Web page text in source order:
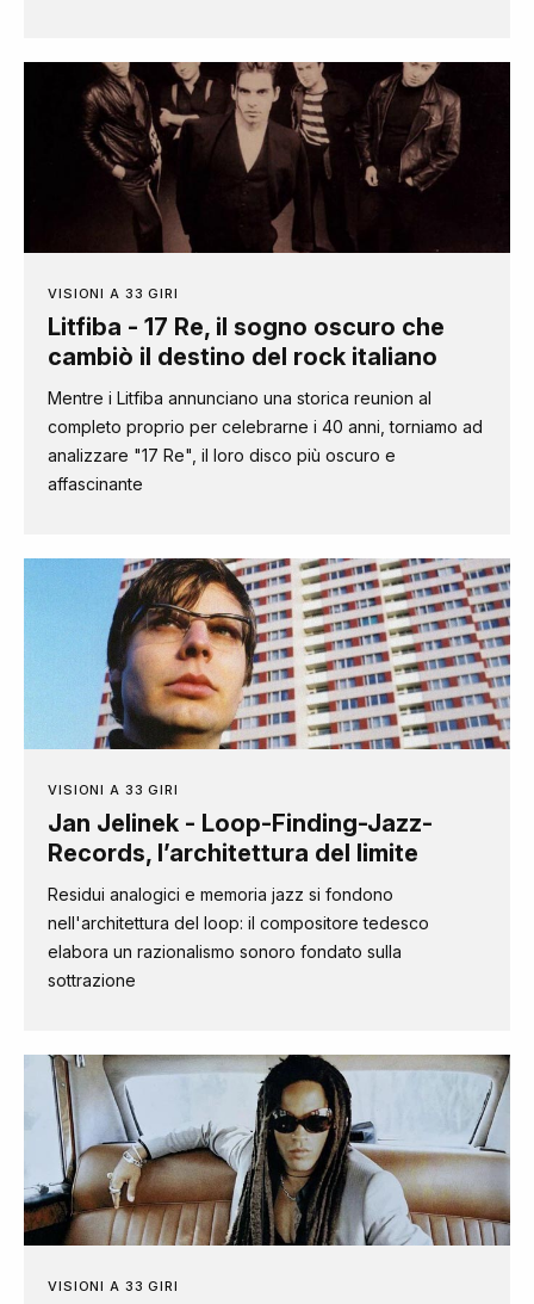
VISIONI A 33 GIRI
Litfiba - 17 Re, il sogno oscuro che
cambiò il destino del rock italiano
Mentre i Litfiba annunciano una storica reunion al
completo proprio per celebrarne i 40 anni, torniamo ad
analizzare "17 Re", il loro disco più oscuro e
affascinante
VISIONI A 33 GIRI
Jan Jelinek - Loop-Finding-Jazz-
Records, l’architettura del limite
Residui analogici e memoria jazz si fondono
nell'architettura del loop: il compositore tedesco
elabora un razionalismo sonoro fondato sulla
sottrazione
VISIONI A 33 GIRI